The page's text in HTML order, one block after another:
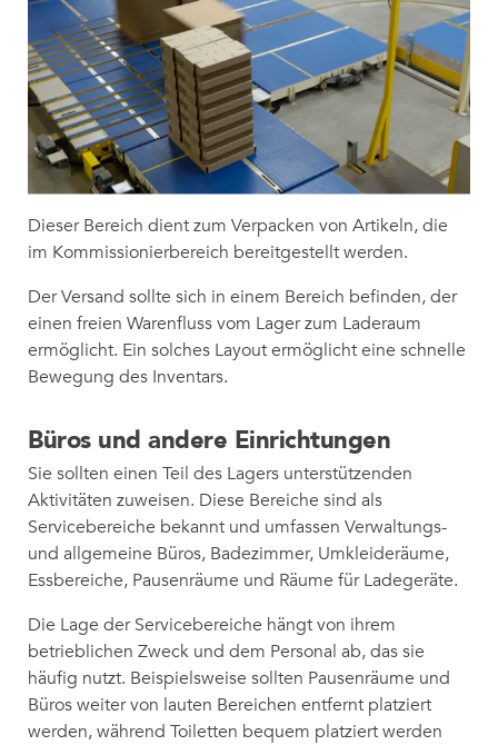
Dieser Bereich dient zum Verpacken von Artikeln, die
im Kommissionierbereich bereitgestellt werden.
Der Versand sollte sich in einem Bereich befinden, der
einen freien Warenfluss vom Lager zum Laderaum
ermöglicht. Ein solches Layout ermöglicht eine schnelle
Bewegung des Inventars.
Büros und andere Einrichtungen
Sie sollten einen Teil des Lagers unterstützenden
Aktivitäten zuweisen. Diese Bereiche sind als
Servicebereiche bekannt und umfassen Verwaltungs-
und allgemeine Büros, Badezimmer, Umkleideräume,
Essbereiche, Pausenräume und Räume für Ladegeräte.
Die Lage der Servicebereiche hängt von ihrem
betrieblichen Zweck und dem Personal ab, das sie
häufig nutzt. Beispielsweise sollten Pausenräume und
Büros weiter von lauten Bereichen entfernt platziert
werden, während Toiletten bequem platziert werden